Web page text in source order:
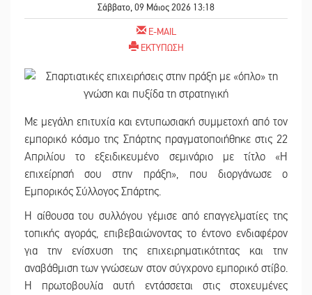
Σάββατο, 09 Μάιος 2026 13:18
E-MAIL
ΕΚΤΥΠΩΣΗ
Με μεγάλη επιτυχία και εντυπωσιακή συμμετοχή από τον
εμπορικό κόσμο της Σπάρτης πραγματοποιήθηκε στις 22
Απριλίου το εξειδικευμένο σεμινάριο με τίτλο «Η
επιχείρησή σου στην πράξη», που διοργάνωσε ο
Εμπορικός Σύλλογος Σπάρτης.
Η αίθουσα του συλλόγου γέμισε από επαγγελματίες της
τοπικής αγοράς, επιβεβαιώνοντας το έντονο ενδιαφέρον
για την ενίσχυση της επιχειρηματικότητας και την
αναβάθμιση των γνώσεων στον σύγχρονο εμπορικό στίβο.
Η πρωτοβουλία αυτή εντάσσεται στις στοχευμένες